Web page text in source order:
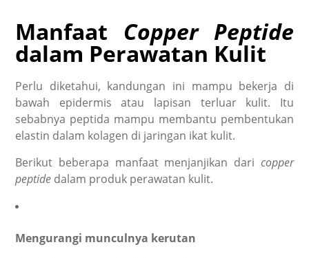
Manfaat Copper Peptide
dalam Perawatan Kulit
Perlu diketahui, kandungan ini mampu bekerja di
bawah epidermis atau lapisan terluar kulit. Itu
sebabnya peptida mampu membantu pembentukan
elastin dalam kolagen di jaringan ikat kulit.
Berikut beberapa manfaat menjanjikan dari copper
peptide dalam produk perawatan kulit.
Mengurangi munculnya kerutan